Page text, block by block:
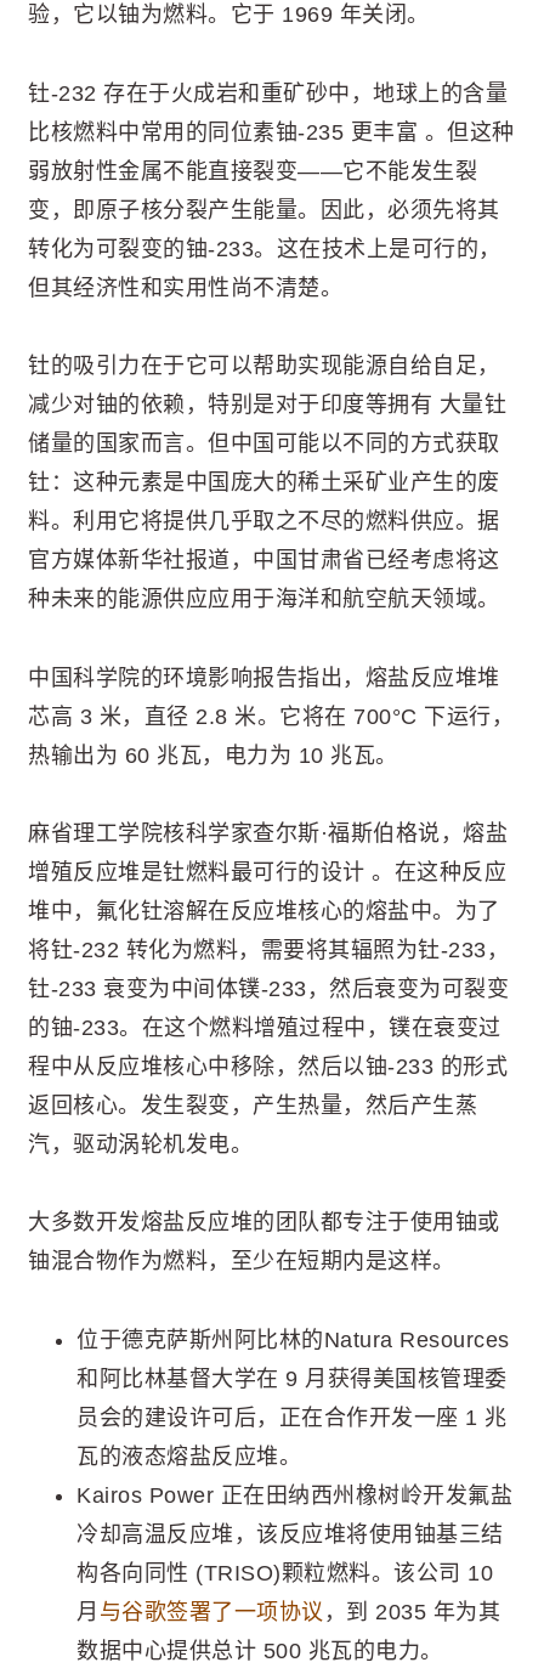
验，它以铀为燃料。它于 1969 年关闭。
钍-232 存在于火成岩和重矿砂中，地球上的含量
比核燃料中常用的同位素铀-235 更丰富 。但这种
弱放射性金属不能直接裂变——它不能发生裂
变，即原子核分裂产生能量。因此，必须先将其
转化为可裂变的铀-233。这在技术上是可行的，
但其经济性和实用性尚不清楚。
钍的吸引力在于它可以帮助实现能源自给自足，
减少对铀的依赖，特别是对于印度等拥有 大量钍
储量的国家而言。但中国可能以不同的方式获取
钍：这种元素是中国庞大的稀土采矿业产生的废
料。利用它将提供几乎取之不尽的燃料供应。据
官方媒体新华社报道，中国甘肃省已经考虑将这
种未来的能源供应应用于海洋和航空航天领域。
中国科学院的环境影响报告指出，熔盐反应堆堆
芯高 3 米，直径 2.8 米。它将在 700°C 下运行，
热输出为 60 兆瓦，电力为 10 兆瓦。
麻省理工学院核科学家查尔斯·福斯伯格说，熔盐
增殖反应堆是钍燃料最可行的设计 。在这种反应
堆中，氟化钍溶解在反应堆核心的熔盐中。为了
将钍-232 转化为燃料，需要将其辐照为钍-233，
钍-233 衰变为中间体镤-233，然后衰变为可裂变
的铀-233。在这个燃料增殖过程中，镤在衰变过
程中从反应堆核心中移除，然后以铀-233 的形式
返回核心。发生裂变，产生热量，然后产生蒸
汽，驱动涡轮机发电。
大多数开发熔盐反应堆的团队都专注于使用铀或
铀混合物作为燃料，至少在短期内是这样。
位于德克萨斯州阿比林的Natura Resources
和阿比林基督大学在 9 月获得美国核管理委
员会的建设许可后，正在合作开发一座 1 兆
瓦的液态熔盐反应堆。
Kairos Power 正在田纳西州橡树岭开发氟盐
冷却高温反应堆，该反应堆将使用铀基三结
构各向同性 (TRISO)颗粒燃料。该公司 10
月 与谷歌签署了一项协议 ，到 2035 年为其
数据中心提供总计 500 兆瓦的电力。